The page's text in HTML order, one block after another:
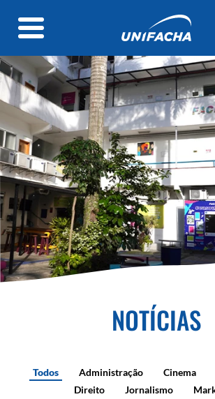
NOTÍCIAS
Todos Administração Cinema
Direito
Jornalismo